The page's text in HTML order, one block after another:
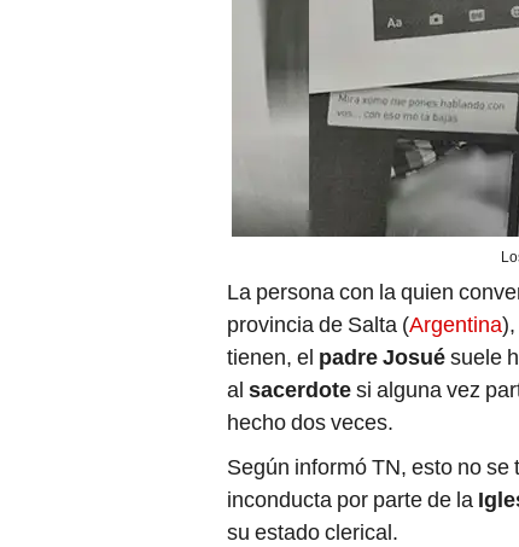
La persona con la quien
provincia de Salta (Argentina
tienen, el padre Josuésuele
al sacerdotesi alguna vez
hecho dos veces.
Según informó TN, esto no
inconducta por parte de la
su estado clerical.